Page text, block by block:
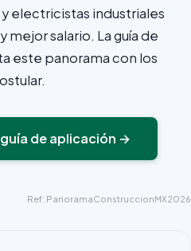
electricistas industriales
salario. La guía de
este panorama con los
de aplicación →
Ref: PanoramaConstruccionMX2026